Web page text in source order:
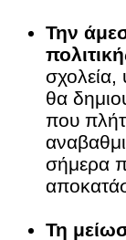
Την
σχολεία,
θα
που
σήμερα
Τη